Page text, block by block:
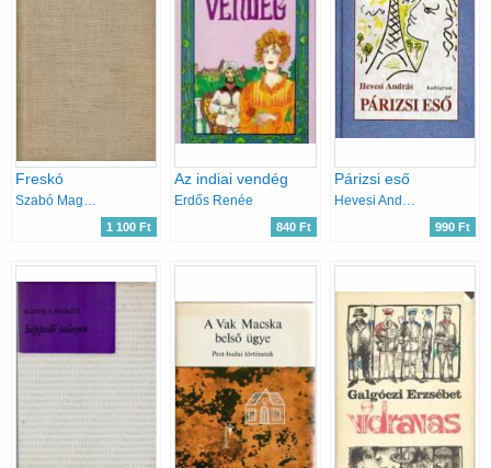
Freskó
1 100 Ft
Az indiai vendég
Erdős Renée
840 Ft
Párizsi eső
990 Ft